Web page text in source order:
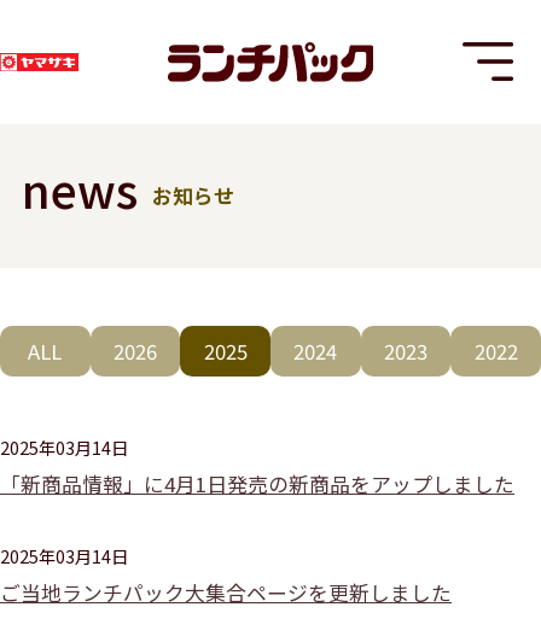
news お知らせ
ALL 2026 2025 2024 2023 2022
2025年03月14日
「新商品情報」に4月1日発売の新商品をアップしました
2025年03月14日
ご当地ランチパック大集合ページを更新しました